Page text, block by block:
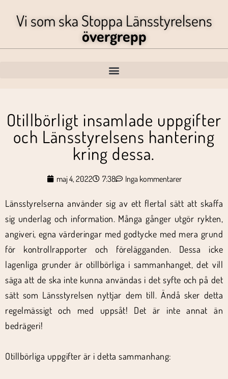
Vi som ska Stoppa Länsstyrelsens
övergrepp
Otillbörligt insamlade uppgifter
och Länsstyrelsens hantering
kring dessa.
maj 4, 2022 7:38 Inga kommentarer
Länsstyrelserna använder sig av ett flertal sätt att skaffa
sig underlag och information. Många gånger utgör rykten,
angiveri, egna värderingar med godtycke med mera grund
för kontrollrapporter och förelägganden. Dessa icke
lagenliga grunder är otillbörliga i sammanhanget, det vill
säga att de ska inte kunna användas i det syfte och på det
sätt som Länsstyrelsen nyttjar dem till. Ändå sker detta
regelmässigt och med uppsåt! Det är inte annat än
bedrägeri!
Otillbörliga uppgifter är i detta sammanhang: